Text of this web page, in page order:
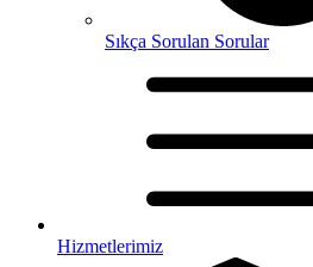
Sıkça Sorulan Sorular
Hizmetlerimiz